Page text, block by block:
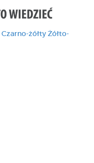
Czarno-żółty Żółto-